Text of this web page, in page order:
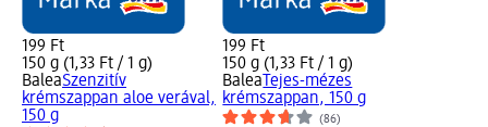
199 Ft
150 g (1,33 Ft / 1 g)
BaleaSzenzitív
krémszappan aloe verával,
150 g
199 Ft
150 g (1,33 Ft / 1 g)
Balea Tejes-mézes
krémszappan, 150 g
(86)